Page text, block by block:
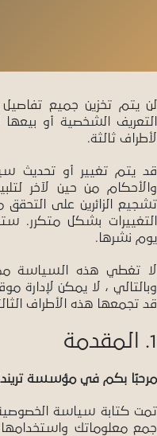
لن يتم تخزين جميع
التعريف الشخصية أو بيعها
لأطراف ثالثة.
قد يتم تغيير أو تحديث
والأحكام من حين لآخر
تشجيع الزائرين على
التغييرات بشكل متكرر.
يوم نشرها.
لا تغطي هذه السياسة
وبالتالي ، لا يمكن لإدارة
قد تجمعها هذه الأطراف
1. المقدمة
مرحبًا بكم في مؤسسة تريندز
تمت كتابة سياسة
جمع معلوماتك